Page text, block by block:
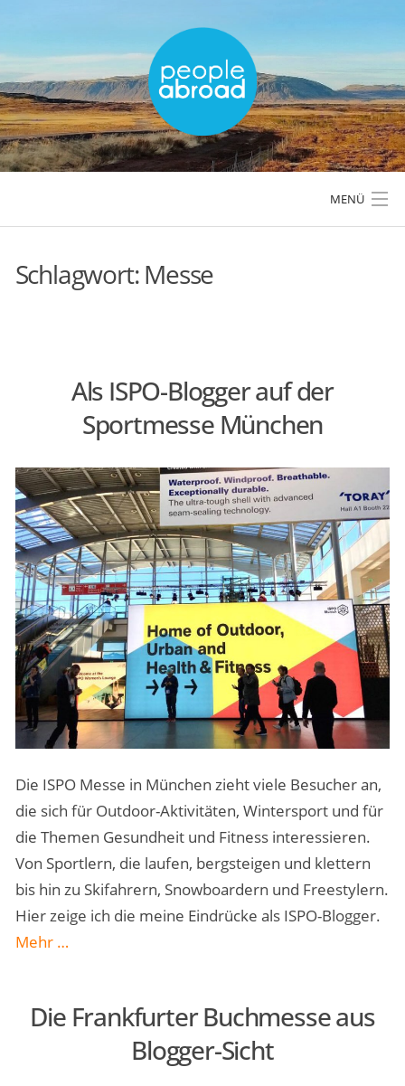
content
MENÜ
LÄNDER & REGIONEN
AKTIVREISEN & OUTDOOR
ÜBER PEOPLE ABROAD
Schlagwort:Messe
Als ISPO-Blogger auf der
Sportmesse München
Die ISPO Messe in München zieht viele Besucher an,
die sich für Outdoor-Aktivitäten, Wintersport und für
die Themen Gesundheit und Fitness interessieren.
Von Sportlern, die laufen, bergsteigen und klettern
bis hin zu Skifahrern, Snowboardern und Freestylern.
Hier zeige ich die meine Eindrücke als ISPO-Blogger.
Mehr „Als
auf
…
Die Frankfurter Buchmesse aus
Blogger-Sicht